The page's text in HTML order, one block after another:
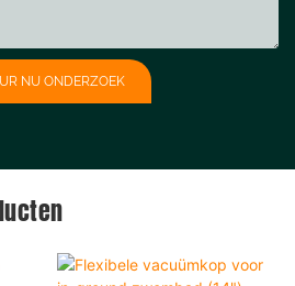
NU ONDERZOEK